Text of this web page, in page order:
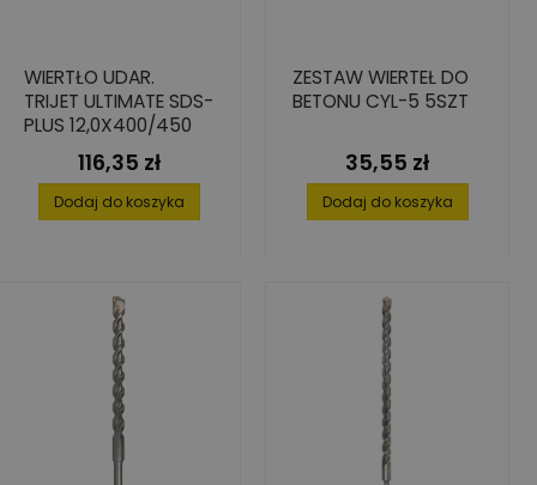
WIERTŁO UDAR.
TRIJET ULTIMATE SDS-
PLUS 12,0X400/450
Cena
116,35 zł
Dodaj do koszyka
ZESTAW WIERTEŁ DO
BETONU CYL-5 5SZT
Cena
35,55 zł
Dodaj do koszyka